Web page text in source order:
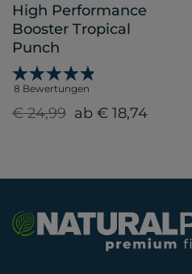
High Performance
Booster Tropical
Punch
8 Bewertungen
€ 24,99 ab € 18,74